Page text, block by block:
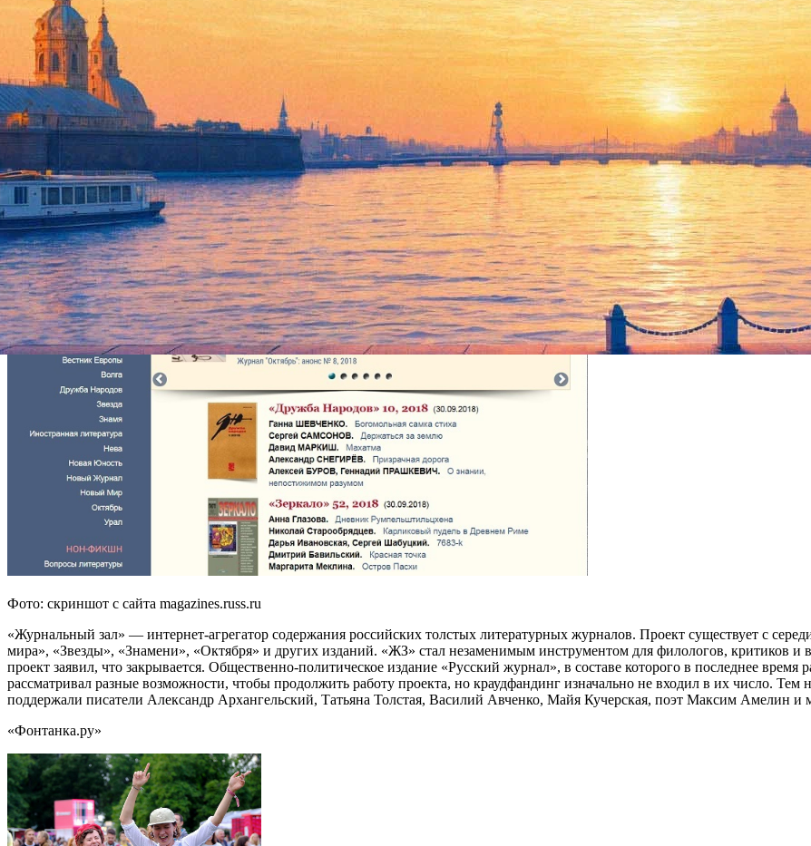
Проект «Журнальный зал», который собирал деньги на своё спасение в интернете, продолжит работу. Утром 7 января на
превышает сумму, изначально требовавшуюся на запуск нового сайта.
Об этом в Facebook сообщил куратор «Журнального зала», критик, прозаик и эссеист Сергей Костырко. По его словам, 103
«чтобы расплатиться с дизайнером и с программистом, работающими с сайтом», кроме того, команда «ЖЗ» сможет позволить
Фото: скриншот с сайта magazines.russ.ru
«Журнальный зал» — интернет-агрегатор содержания российских толстых литературных журналов. Проект существует с
мира», «Звезды», «Знамени», «Октября» и других изданий. «ЖЗ» стал незаменимым инструментом для филологов, критиков и
проект заявил, что закрывается. Общественно-политическое издание «Русский журнал», в составе которого в последнее время
рассматривал разные возможности, чтобы продолжить работу проекта, но краудфандинг изначально не входил в их число. Тем
поддержали писатели Александр Архангельский, Татьяна Толстая, Василий Авченко, Майя Кучерская, поэт Максим Амелин и
«Фонтанка.ру»